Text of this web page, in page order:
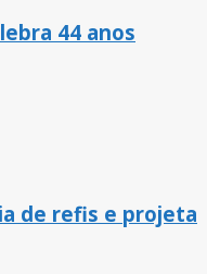
44 anos
de refis e projeta